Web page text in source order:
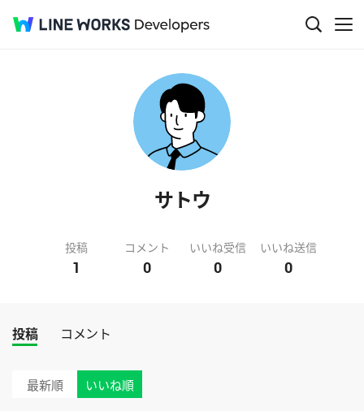
サトウ
投稿
1
コメント
0
いいね受信
0
いいね送信
0
投稿 コメント
最新順 いいね順